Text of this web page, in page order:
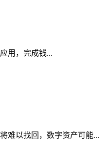
用，完成钱...
难以找回，数字资产可能...